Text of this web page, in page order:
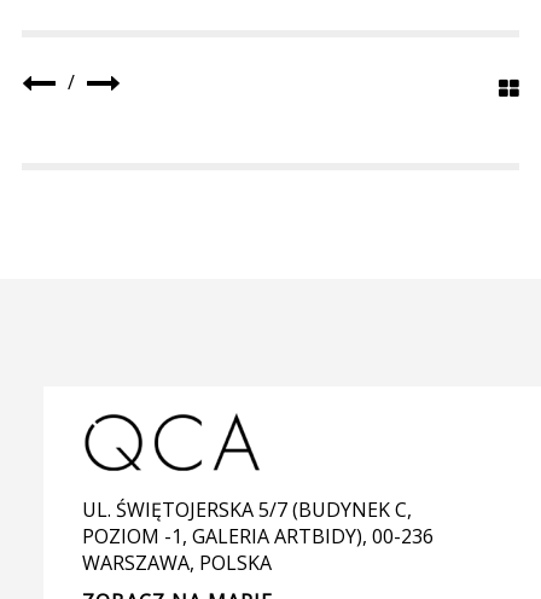
/
UL. ŚWIĘTOJERSKA 5/7 (BUDYNEK C,
POZIOM -1, GALERIA ARTBIDY), 00-236
WARSZAWA, POLSKA